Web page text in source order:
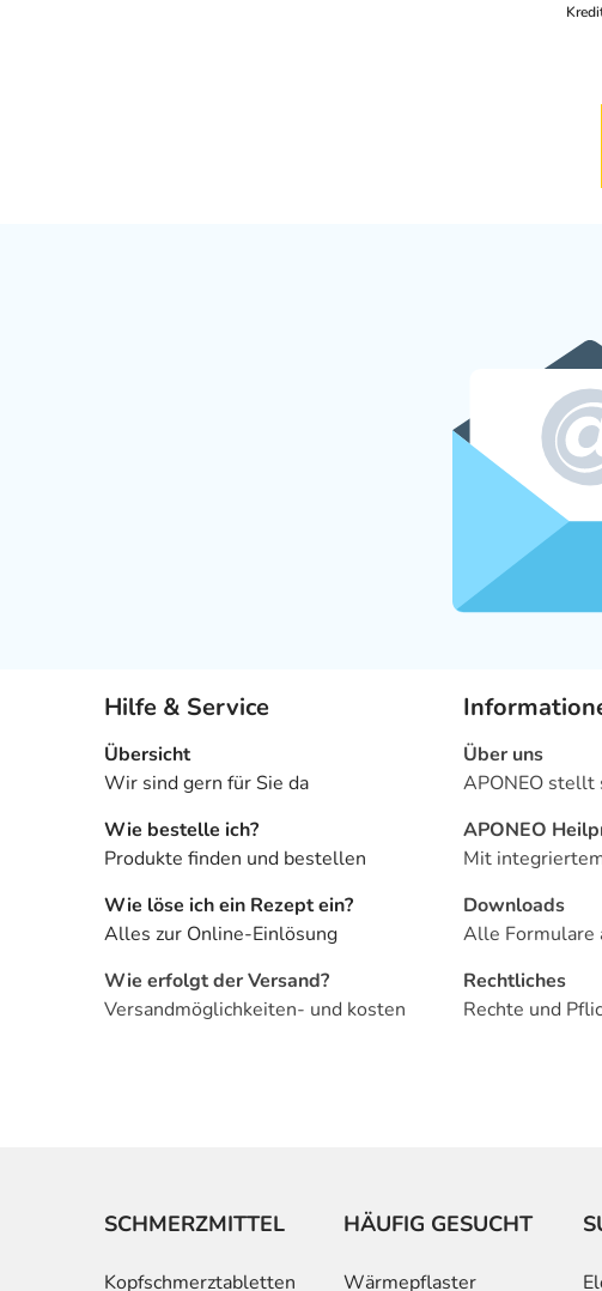
Hilfe & Service
Übersicht
Wir sind gern für Sie da
Wie bestelle ich?
Produkte finden und bestellen
Wie löse ich ein Rezept ein?
Alles zur Online-Einlösung
Wie erfolgt der Versand?
Versandmöglichkeiten- und kosten
Über uns
APONEO stellt
APONEO
Mit
Downloads
Alle Formulare
Rechtliches
Rechte und
SCHMERZMITTEL
Kopfschmerztabletten
HÄUFIG GESUCHT
Wärmepflaster